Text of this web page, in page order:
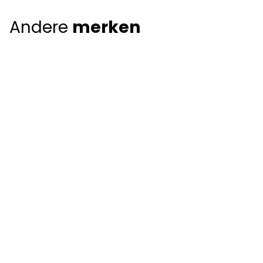
Andere merken